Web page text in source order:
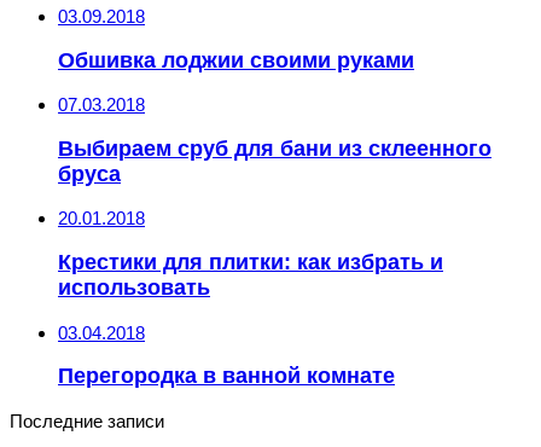
03.09.2018
Обшивка лоджии своими руками
07.03.2018
Выбираем сруб для бани из склеенного
бруса
20.01.2018
Крестики для плитки: как избрать и
использовать
03.04.2018
Перегородка в ванной комнате
Последние записи